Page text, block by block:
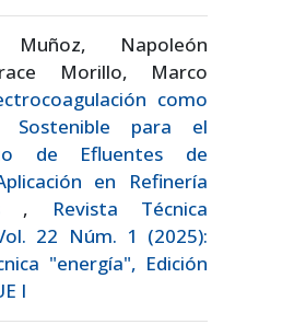
Muñoz, Napoleón
Morillo, Marco
como
Sostenible para el
de Efluentes de
en Refinería
,
Revista Técnica
22 Núm. 1 (2025):
"energía", Edición
I